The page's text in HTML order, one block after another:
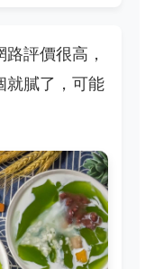
評價很高，
就膩了，可能